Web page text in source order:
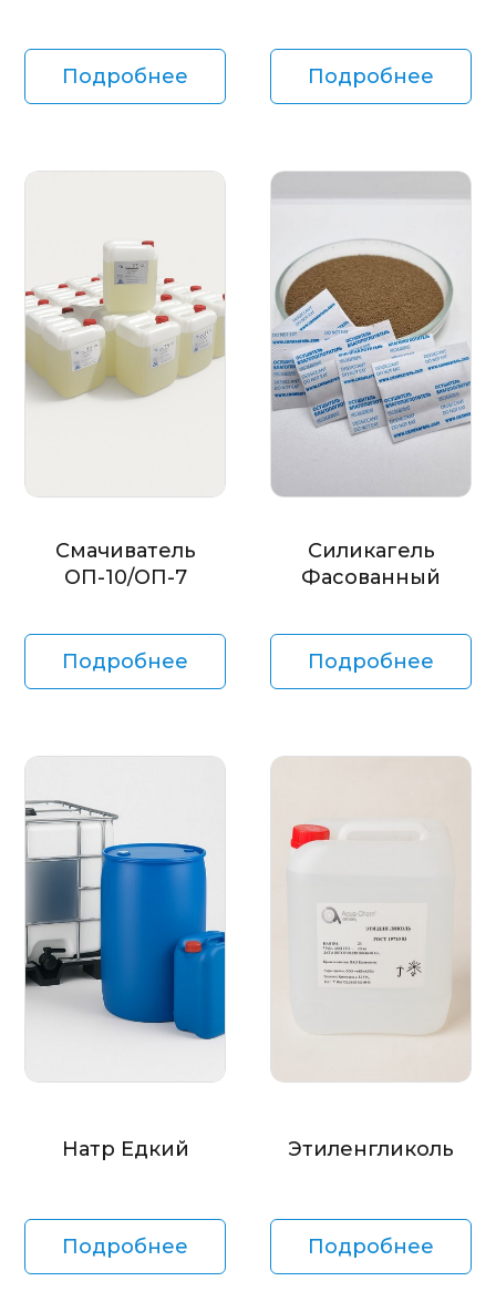
Подробнее Подробнее
Смачиватель
ОП-10/ОП-7
Подробнее
Силикагель
Фасованный
Подробнее
Натр Едкий
Подробнее
Этиленгликоль
Подробнее